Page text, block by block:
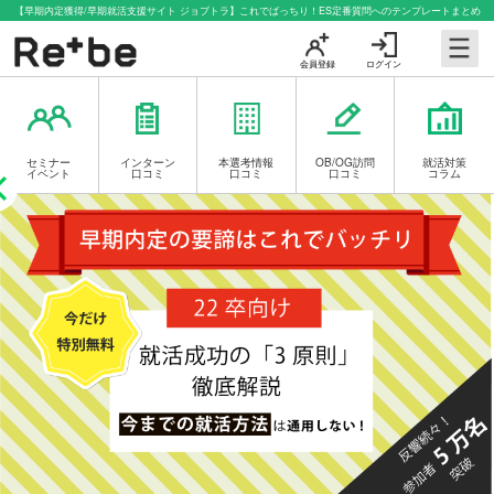
【早期内定獲得/早期就活支援サイト ジョブトラ】これでばっちり！ES定番質問へのテンプレートまとめ
ログイン
会員登録
セミナー
イベント
インターン
口コミ
本選考情報
口コミ
OB/OG訪問
口コミ
就活対策
コラム